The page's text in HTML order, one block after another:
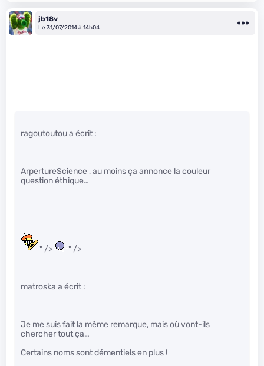
jb18v
Le 31/07/2014 à 14h04
ragoutoutou a écrit :
ArpertureScience , au moins ça annonce la couleur
question éthique…
" /> " />
matroska a écrit :
Je me suis fait la même remarque, mais où vont-ils
chercher tout ça…
Certains noms sont démentiels en plus !